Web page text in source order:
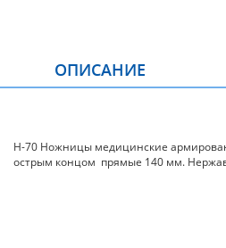
ОПИСАНИЕ
Н-70 Ножницы медицинские
острым концом прямые 140 мм.